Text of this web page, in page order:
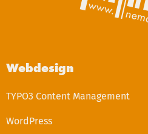
Webdesign
TYPO3 Content Management
WordPress